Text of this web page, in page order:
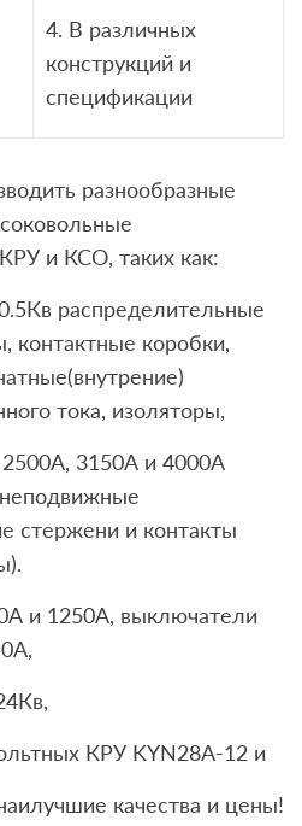
4. В различных
конструкций и
спецификации
разнообразные
и КСО, таких как:
распределительные
контактные коробки,
тока, изоляторы,
3150А и 4000А
стержени и контакты
и 1250А, выключатели
КРУ KYN28A-12 и
качества и цены!